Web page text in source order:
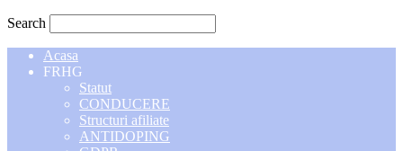
Search
Acasa
FRHG
Statut
CONDUCERE
Structuri afiliate
ANTIDOPING